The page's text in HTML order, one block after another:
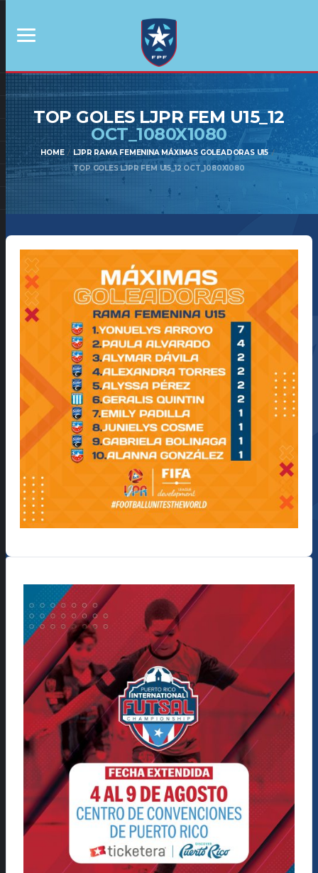
TOP GOLES LJPR FEM U15_12
OCT_1080X1080
HOME
LJPR RAMA FEMENINA MÁXIMAS GOLEADORAS U15
TOP GOLES LJPR FEM U15_12 OCT_1080X1080